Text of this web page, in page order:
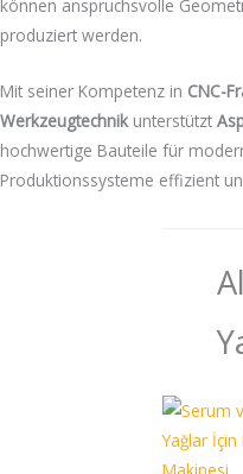
können anspruchsvolle
produziert werden.
Mit seiner Kompetenz in CNC-
Werkzeugtechnikunterstützt
hochwertige Bauteile für
Produktionssysteme effizient